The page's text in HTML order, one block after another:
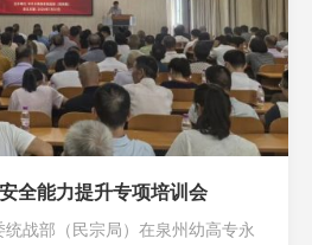
全能力提升专项培训会
战部（民宗局）在泉州幼高专永